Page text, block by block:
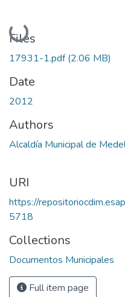
Loading...
Files
17931-1.pdf(2.06 MB)
Date
2012
Authors
Alcaldía Municipal de
URI
https://
5718
Collections
Documentos Municipales
Full item page